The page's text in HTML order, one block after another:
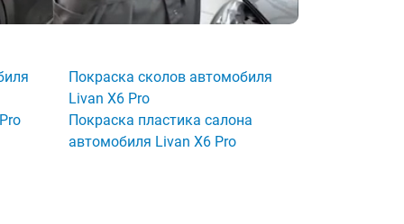
Покраска сколов автомобиля
Livan X6 Pro
Покраска пластика салона
автомобиля Livan X6 Pro